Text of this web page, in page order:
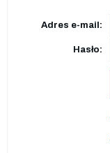
Adres e-mail:
Hasło: